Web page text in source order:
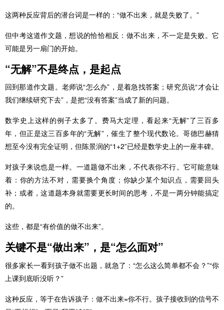
这两种反应背后的潜台词是一样的：“做不出来，就是失败了。”
但中考这道作文题，想说的恰恰相反：做不出来，不一定是失败。它
可能是另一扇门的开始。
“无解”不是终点，是起点
回到那道作文题。老师说“怎么办”，是着急找答案；研究员说“才会让
我们继续研究下去”，是把“没有答案”当成了新的问题。
数学史上这样的例子太多了。费马大定理，看起来“无解”了三百多
年，但正是这三百多年的“无解”，催生了整个现代数论。哥德巴赫猜
想至今没有完全证明，但陈景润的“1+2”已经是数学史上的一座丰碑。
对孩子来说也是一样。一道题做不出来，不代表你不行。它可能意味
着：你的方法不对，需要换个角度；你缺少某个知识点，需要回头
补；或者，这道题本身就需要更长时间的思考，不是一两分钟能搞定
的。
这些，都是“有价值的做不出来”。
关键不是“做出来”，是“怎么面对”
很多家长一看到孩子做不出题，就急了：“怎么这么简单都不会？”“你
上课到底听没听？”
这种反应，等于在告诉孩子：做不出来=你不行。孩子接收到的信号不